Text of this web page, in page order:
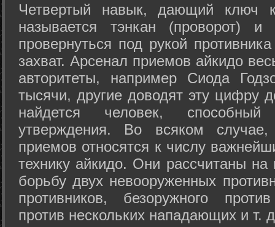
Четвертый навык, дающий ключ
называется тэнкан (проворот)
провернуться под рукой
захват. Арсенал приемов айкидо
авторитеты, например Сиода
тысячи, другие доводят эту цифру
найдется человек,
утверждения. Во всяком
приемов относятся к числу
технику айкидо. Они рассчитаны
борьбу двух невооруженных
противников, безоружного
против нескольких нападающих и т.